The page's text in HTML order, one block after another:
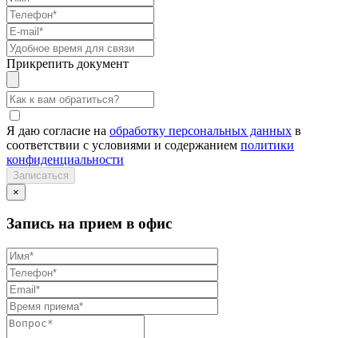
Прикрепить документ
Я даю согласие на обработку персональных данных в
соответствии с условиями и содержанием политики
конфиденциальности
×
Запись на прием в офис